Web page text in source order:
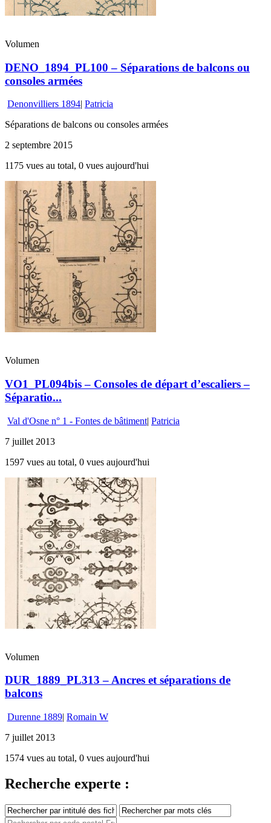
Volumen
DENO_1894_PL100 – Séparations de balcons ou
consoles armées
Denonvilliers 1894| Patricia
Séparations de balcons ou consoles armées
2 septembre 2015
1175 vues au total, 0 vues aujourd'hui
Volumen
VO1_PL094bis – Consoles de départ d’escaliers –
Séparatio...
Val d'Osne n° 1 - Fontes de bâtiment| Patricia
7 juillet 2013
1597 vues au total, 0 vues aujourd'hui
Volumen
DUR_1889_PL313 – Ancres et séparations de
balcons
Durenne 1889| Romain W
7 juillet 2013
1574 vues au total, 0 vues aujourd'hui
Recherche experte :